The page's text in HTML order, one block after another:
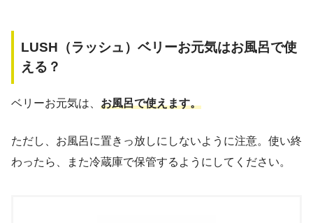
LUSH（ラッシュ）ベリーお元気はお風呂で使
える？
ベリーお元気は、 お風呂で使えます。
ただし、お風呂に置きっ放しにしないように注意。使い終
わったら、また冷蔵庫で保管するようにしてください。